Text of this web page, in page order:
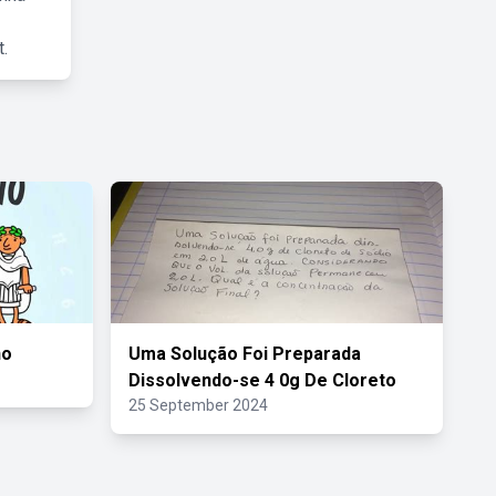
Uma Solução Foi Preparada
Dissolvendo-se 4 0g De Cloreto
25 September 2024